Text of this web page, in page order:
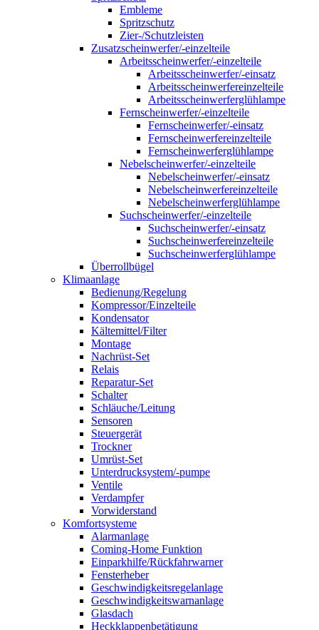
Embleme
Spritzschutz
Zier-/Schutzleisten
Zusatzscheinwerfer/-einzelteile
Arbeitsscheinwerfer/-einzelteile
Arbeitsscheinwerfer/-einsatz
Arbeitsscheinwerfereinzelteile
Arbeitsscheinwerferglühlampe
Fernscheinwerfer/-einzelteile
Fernscheinwerfer/-einsatz
Fernscheinwerfereinzelteile
Fernscheinwerferglühlampe
Nebelscheinwerfer/-einzelteile
Nebelscheinwerfer/-einsatz
Nebelscheinwerfereinzelteile
Nebelscheinwerferglühlampe
Suchscheinwerfer/-einzelteile
Suchscheinwerfer/-einsatz
Suchscheinwerfereinzelteile
Suchscheinwerferglühlampe
Überrollbügel
Klimaanlage
Bedienung/Regelung
Kompressor/Einzelteile
Kondensator
Kältemittel/Filter
Montage
Nachrüst-Set
Relais
Reparatur-Set
Schalter
Schläuche/Leitung
Sensoren
Steuergerät
Trockner
Umrüst-Set
Unterdrucksystem/-pumpe
Ventile
Verdampfer
Vorwiderstand
Komfortsysteme
Alarmanlage
Coming-Home Funktion
Einparkhilfe/Rückfahrwarner
Fensterheber
Geschwindigkeitsregelanlage
Geschwindigkeitswarnanlage
Glasdach
Heckklappenbetätigung